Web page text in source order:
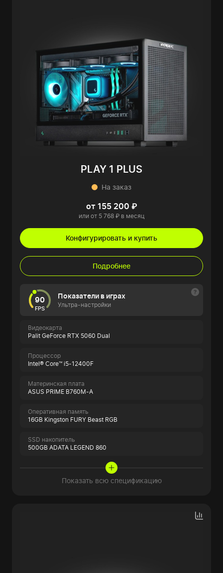
PLAY 1 PLUS
На заказ
от 155 200 ₽
или от 5 768 ₽ в месяц
Конфигурировать и купить
Подробнее
90
FPS
Показатели в играх
Ультра-настройки
Видеокарта
Palit GeForce RTX 5060 Dual
Процессор
Intel® Core™ i5-12400F
Материнская плата
ASUS PRIME B760M-A
Оперативная память
16GB Kingston FURY Beast RGB
SSD накопитель
500GB ADATA LEGEND 860
Показать всю спецификацию